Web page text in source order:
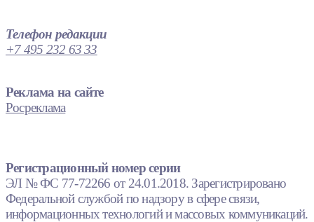
Телефон редакции
+7 495 232 63 33
Реклама на сайте
Росреклама
Регистрационный номер серии
ЭЛ № ФС 77-72266 от 24.01.2018. Зарегистрировано
Федеральной службой по надзору в сфере связи,
информационных технологий и массовых коммуникаций.